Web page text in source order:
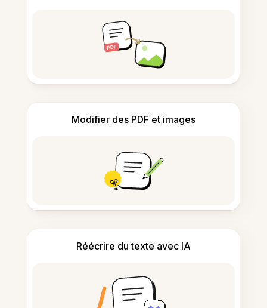
Modifier des PDF et images
Réécrire du texte avec IA